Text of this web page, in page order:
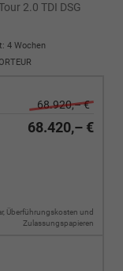
2.0 TDI DSG
4 Wochen
68.920,– €
68.420,– €
Überführungskosten und
Zulassungspapieren